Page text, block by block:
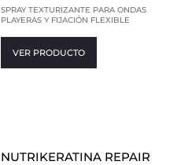
SPRAY TEXTURIZANTE PARA ONDAS
PLAYERAS Y FIJACIÓN FLEXIBLE
VER PRODUCTO
NUTRIKERATINA REPAIR